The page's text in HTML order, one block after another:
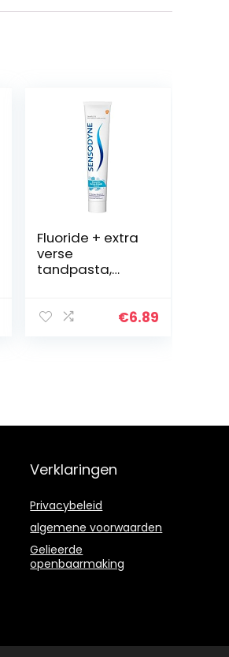
Fluoride + extra
verse
tandpasta,
pijngevoelige
€6.89
Verklaringen
Privacybeleid
algemene voorwaarden
Gelieerde
openbaarmaking